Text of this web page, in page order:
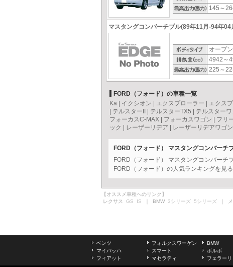
145～
マスタングコンバーチブル(89年11月-94年04
オープン
4942～
225～
FORD（フォード）の車種一覧
Ka
イクシオン エクスプローラー エクス
テルスターII テルスターTX5 テルスターワ
フォーカスC-MAX
フォーカスワゴン フリ
ック
レーザーリデア レーザーリデアワゴン
FORD（フォード） マスタングコンバーチ
FORD（フォード） マスタングコンバーチ
FORD（フォード）の人気ランキングを見る
【オススメ車種へのリンク】
レクサス GS IS ｜ BMW 3シリーズ 5シリーズ ｜ メ
ベンツ フォルクスワーゲン BMW
マイバッハ
スマート ボルボ
フィアット
マセラティ フェラーリ